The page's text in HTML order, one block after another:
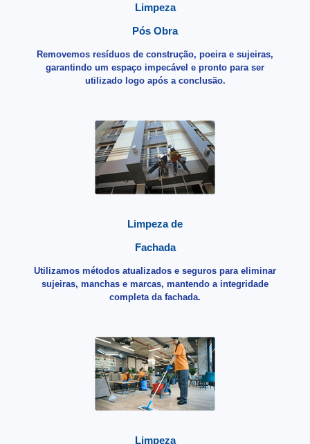
Limpeza
Pós Obra
Removemos resíduos de construção, poeira e sujeiras,
garantindo um espaço impecável e pronto para ser
utilizado logo após a conclusão.
Limpeza de
Fachada
Utilizamos métodos atualizados e seguros para eliminar
sujeiras, manchas e marcas, mantendo a integridade
completa da fachada.
Limpeza